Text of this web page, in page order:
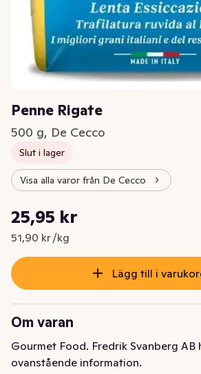
Penne Rigate
500 g, De Cecco
Slut i lager
Visa alla varor från De Cecco
Nuvarande pris är: 25,95 kr
25,95 kr
51,90 kr /kg
Styckpris: 51,90 kr /kg
Lägg till i
Om varan
Gourmet Food. Fredrik Svanberg AB
ovanstående information.